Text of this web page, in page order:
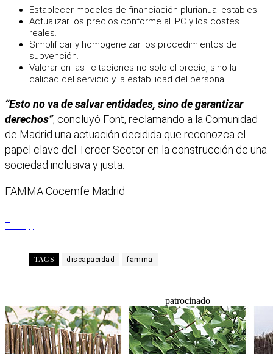
Establecer modelos de financiación plurianual estables.
Actualizar los precios conforme al IPC y los costes
reales.
Simplificar y homogeneizar los procedimientos de
subvención.
Valorar en las licitaciones no solo el precio, sino la
calidad del servicio y la estabilidad del personal.
“Esto no va de salvar entidades, sino de garantizar
derechos”, concluyó Font, reclamando a la Comunidad
de Madrid una actuación decidida que reconozca el
papel clave del Tercer Sector en la construcción de una
sociedad inclusiva y justa.
FAMMA Cocemfe Madrid
TAGS discapacidad famma
patrocinado